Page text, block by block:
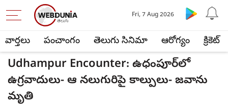
వార్తలు పంచాంగం తెలుగు సినిమా ఆరోగ్యం క్రికెట్
Fri, 7 Aug 2026
Udhampur Encounter: ఉధంపూర్‌లో
ఉగ్రవాదులు- ఆ నలుగురిపై కాల్పులు- జవాను
మృతి